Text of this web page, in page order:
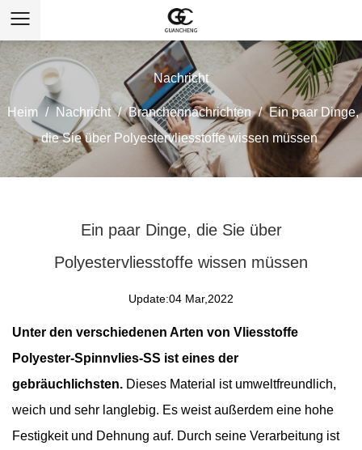
Nachricht
Heim / Nachricht / Branchennachrichten / Ein paar Dinge,
die Sie über Polyestervliesstoffe wissen müssen
Ein paar Dinge, die Sie über
Polyestervliesstoffe wissen müssen
Update:04 Mar,2022
Unter den verschiedenen Arten von Vliesstoffe
Polyester-Spinnvlies-SS ist eines der
gebräuchlichsten. Dieses Material ist umweltfreundlich,
weich und sehr langlebig. Es weist außerdem eine hohe
Festigkeit und Dehnung auf. Durch seine Verarbeitung ist